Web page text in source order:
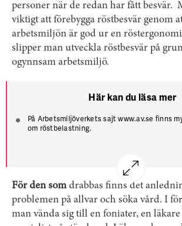
personer när de redan har fått besvär.
viktigt att förebygga röstbesvär genom
arbetsmiljön är god ur en
slipper man utveckla röstbesvär på
ogynnsam arbetsmiljö.
Här kan du läsa mer
På Arbetsmiljöverkets sajt www.av.se finns
om röst­belastning.
Det finns också checklista för hur man kan
För den som drabbas finns det
problemen på allvar och söka vård. I
man vända sig till en foniater, en